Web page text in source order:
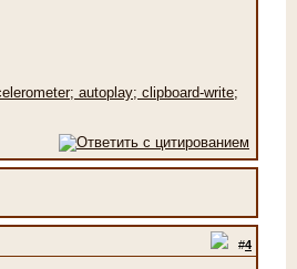
autoplay; clipboard-write;
#4